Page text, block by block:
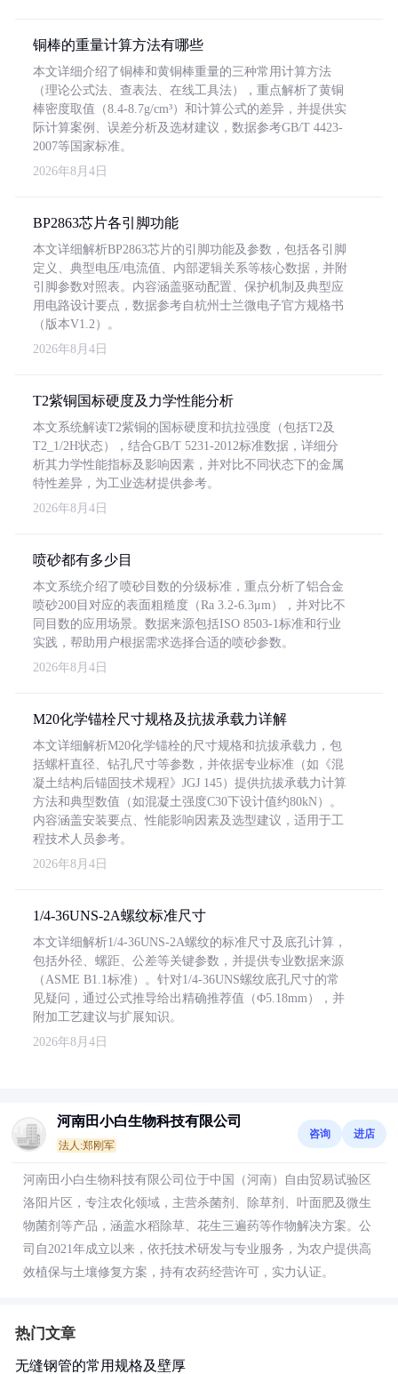
铜棒的重量计算方法有哪些
本文详细介绍了铜棒和黄铜棒重量的三种常用计算方法
（理论公式法、查表法、在线工具法），重点解析了黄铜
棒密度取值（8.4-8.7g/cm³）和计算公式的差异，并提供实
际计算案例、误差分析及选材建议，数据参考GB/T 4423-
2007等国家标准。
2026年8月4日
BP2863芯片各引脚功能
本文详细解析BP2863芯片的引脚功能及参数，包括各引脚
定义、典型电压/电流值、内部逻辑关系等核心数据，并附
引脚参数对照表。内容涵盖驱动配置、保护机制及典型应
用电路设计要点，数据参考自杭州士兰微电子官方规格书
（版本V1.2）。
2026年8月4日
T2紫铜国标硬度及力学性能分析
本文系统解读T2紫铜的国标硬度和抗拉强度（包括T2及
T2_1/2H状态），结合GB/T 5231-2012标准数据，详细分
析其力学性能指标及影响因素，并对比不同状态下的金属
特性差异，为工业选材提供参考。
2026年8月4日
喷砂都有多少目
本文系统介绍了喷砂目数的分级标准，重点分析了铝合金
喷砂200目对应的表面粗糙度（Ra 3.2-6.3μm），并对比不
同目数的应用场景。数据来源包括ISO 8503-1标准和行业
实践，帮助用户根据需求选择合适的喷砂参数。
2026年8月4日
M20化学锚栓尺寸规格及抗拔承载力详解
本文详细解析M20化学锚栓的尺寸规格和抗拔承载力，包
括螺杆直径、钻孔尺寸等参数，并依据专业标准（如《混
凝土结构后锚固技术规程》JGJ 145）提供抗拔承载力计算
方法和典型数值（如混凝土强度C30下设计值约80kN）。
内容涵盖安装要点、性能影响因素及选型建议，适用于工
程技术人员参考。
2026年8月4日
1/4-36UNS-2A螺纹标准尺寸
本文详细解析1/4-36UNS-2A螺纹的标准尺寸及底孔计算，
包括外径、螺距、公差等关键参数，并提供专业数据来源
（ASME B1.1标准）。针对1/4-36UNS螺纹底孔尺寸的常
见疑问，通过公式推导给出精确推荐值（Φ5.18mm），并
附加工艺建议与扩展知识。
2026年8月4日
河南田小白生物科技有限公司
法人:郑刚军
咨询 进店
河南田小白生物科技有限公司位于中国（河南）自由贸易试验区
洛阳片区，专注农化领域，主营杀菌剂、除草剂、叶面肥及微生
物菌剂等产品，涵盖水稻除草、花生三遍药等作物解决方案。公
司自2021年成立以来，依托技术研发与专业服务，为农户提供高
效植保与土壤修复方案，持有农药经营许可，实力认证。
热门文章
无缝钢管的常用规格及壁厚